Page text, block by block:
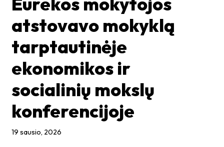
atstovavo mokyklą
tarptautinėje
ekonomikos ir
socialinių mokslų
konferencijoje
19 sausio, 2026